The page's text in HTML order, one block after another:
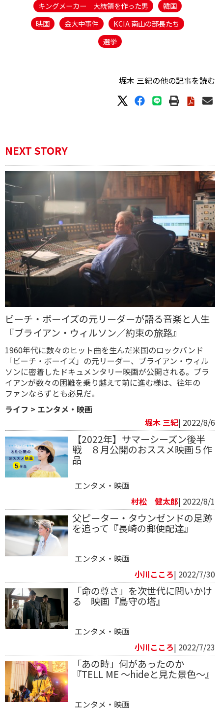
キングメーカー 大統領を作った男
韓国
映画
金大中事件
KCIA 南山の部長たち
選挙
堀木 三紀の他の記事を読む
NEXT STORY
ビーチ・ボーイズの元リーダーが語る音楽と人生
『ブライアン・ウィルソン／約束の旅路』
1960年代に数々のヒット曲を生んだ米国のロックバンド
「ビーチ・ボーイズ」の元リーダー、ブライアン・ウィル
ソンに密着したドキュメンタリー映画が公開される。ブラ
イアンが数々の困難を乗り越えて前に進む様は、往年の
ファンならずとも必見だ。
ライフ > エンタメ・映画
堀木 三紀| 2022/8/6
【2022年】サマーシーズン後半
戦 ８月公開のおススメ映画５作
品
エンタメ・映画
村松 健太郎| 2022/8/1
父ピーター・タウンゼンドの足跡
を追って『長崎の郵便配達』
エンタメ・映画
小川こころ| 2022/7/30
「命の尊さ」を次世代に問いかけ
る 映画『島守の塔』
エンタメ・映画
小川こころ| 2022/7/23
「あの時」何があったのか
『TELL ME ～hideと見た景色～』
エンタメ・映画